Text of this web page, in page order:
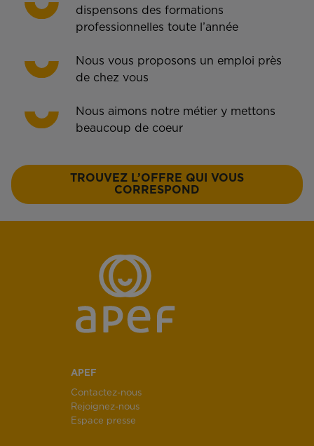
dispensons des formations
professionnelles toute l’année
Nous vous proposons un emploi près
de chez vous
Nous aimons notre métier y mettons
beaucoup de coeur
TROUVEZ L’OFFRE QUI VOUS
CORRESPOND
APEF
Contactez-nous
Rejoignez-nous
Espace presse